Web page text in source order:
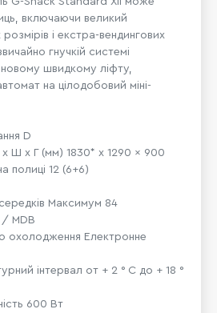
включаючи великий
і екстра-вендингових
гнучкій системі
новому швидкому ліфту,
на цілодобовий міні-
D
x Ш x Г (мм) 1830* x 1290 x 900
полиці 12 (6+6)
Максимум 84
MDB
охолодження Електронне
інтервал от + 2 ° C до + 18 °
600 Вт